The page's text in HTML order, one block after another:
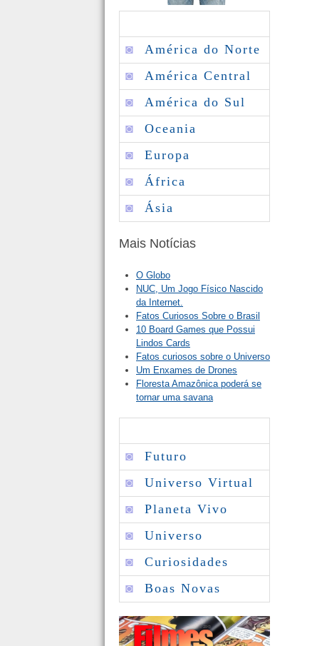
◙
América do Norte
◙
América Central
◙
América do Sul
◙
Oceania
◙
Europa
◙
África
◙
Ásia
Mais Notícias
O Globo
NUC, Um Jogo Físico Nascido
da Internet.
Fatos Curiosos Sobre o Brasil
10 Board Games que Possui
Lindos Cards
Fatos curiosos sobre o Universo
Um Enxames de Drones
Floresta Amazônica poderá se
tornar uma savana
◙
Futuro
◙
Universo Virtual
◙
Planeta Vivo
◙
Universo
◙
Curiosidades
◙
Boas Novas